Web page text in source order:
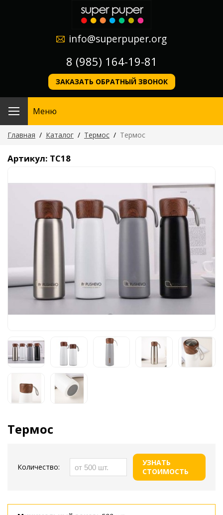
info@superpuper.org
8 (985) 164-19-81
ЗАКАЗАТЬ ОБРАТНЫЙ ЗВОНОК
Меню
Главная / Каталог / Термос / Термос
Артикул: TС18
Термос
Количество:
УЗНАТЬ
СТОИМОСТЬ